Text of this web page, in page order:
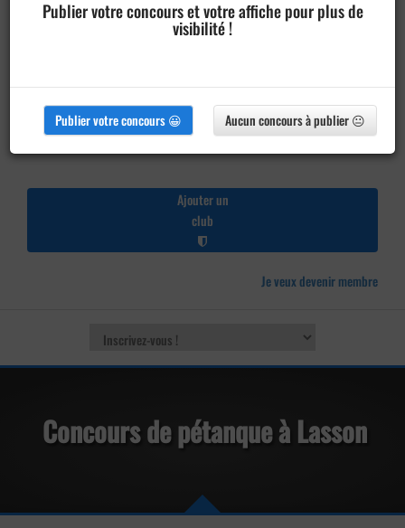
Ajouter un
club
Je veux devenir membre
Concours de pétanque à Lasson
Publier votre concours et votre affiche pour plus de
visibilité !
Publier votre concours 😀 Aucun concours à publier 😐